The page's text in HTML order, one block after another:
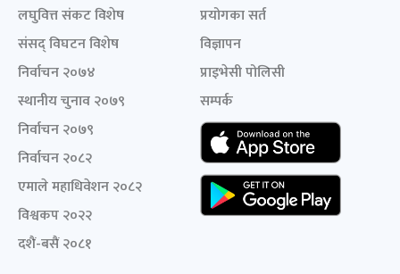
लघुवित्त संकट विशेष
संसद् विघटन विशेष
निर्वाचन २०७४
स्थानीय चुनाव २०७९
निर्वाचन २०७९
निर्वाचन २०८२
एमाले महाधिवेशन २०८२
विश्वकप २०२२
दशैं-बसैं २०८१
प्रयोगका सर्त
विज्ञापन
प्राइभेसी पोलिसी
सम्पर्क